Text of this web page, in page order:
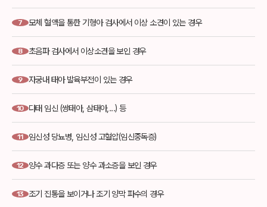
7 모체 혈액을 통한 기형아 검사에서 이상 소견이 있는 경우
8 초음파 검사에서 이상소견을 보인 경우
9 자궁내 태아 발육부전이 있는 경우
10 다태 임신 (쌍태아, 삼태아,...) 등
11 임신성 당뇨병, 임신성 고혈압(임신중독증)
12 양수 과다증 또는 양수 과소증을 보인 경우
13 조기 진통을 보이거나 조기 양막 파수의 경우